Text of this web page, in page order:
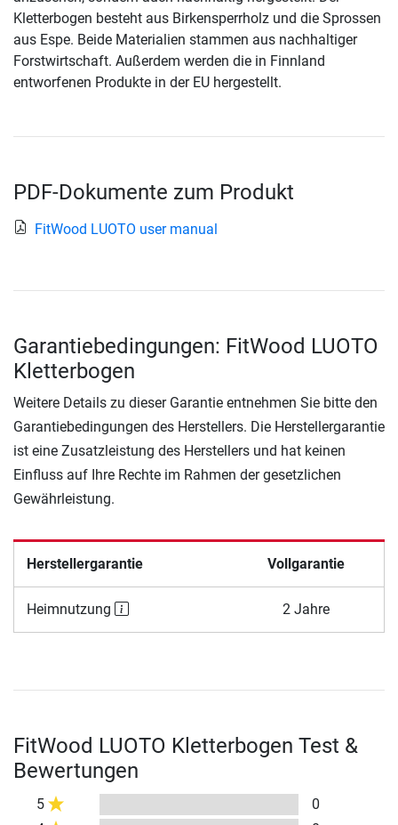
Kletterbogen besteht aus Birkensperrholz und die Sprossen
aus Espe. Beide Materialien stammen aus nachhaltiger
Forstwirtschaft. Außerdem werden die in Finnland
entworfenen Produkte in der EU hergestellt.
PDF-Dokumente zum Produkt
FitWood LUOTO user manual
Garantiebedingungen: FitWood LUOTO
Kletterbogen
Weitere Details zu dieser Garantie entnehmen Sie bitte den
Garantiebedingungen des Herstellers. Die Herstellergarantie
ist eine Zusatzleistung des Herstellers und hat keinen
Einfluss auf Ihre Rechte im Rahmen der gesetzlichen
Gewährleistung.
Herstellergarantie Vollgarantie
Heimnutzung 2 Jahre
FitWood LUOTO Kletterbogen Test &
Bewertungen
5
0